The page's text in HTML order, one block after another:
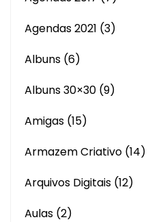
Agendas 2021 (3)
Albuns (6)
Albuns 30×30 (9)
Amigas (15)
Armazem Criativo (14)
Arquivos Digitais (12)
Aulas (2)